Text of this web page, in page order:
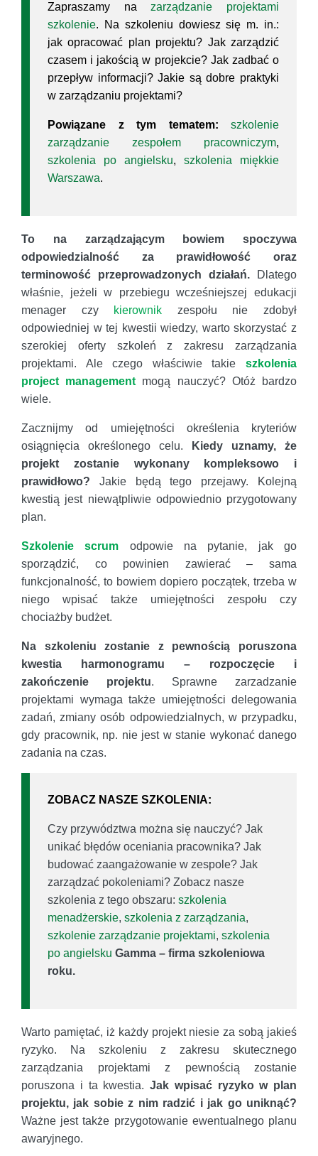
Zapraszamy nazarządzanie projektami
szkolenie. Na szkoleniu dowiesz się m. in.:
jak opracować plan projektu? Jak zarządzić
czasem i jakością w projekcie? Jak zadbać o
przepływ informacji? Jakie są dobre praktyki
w zarządzaniu projektami?
Powiązane z tym tematem:
szkolenie
zarządzanie zespołem pracowniczym,
szkolenia po angielsku, szkolenia miękkie
Warszawa.
To na zarządzającym bowiem spoczywa
odpowiedzialność za prawidłowość oraz
terminowość przeprowadzonych działań. Dlatego
właśnie, jeżeli w przebiegu wcześniejszej edukacji
menager czy
kierownik zespołu nie zdobył
odpowiedniej w tej kwestii wiedzy, warto skorzystać z
szerokiej oferty szkoleń z zakresu zarządzania
projektami. Ale czego właściwie takie szkolenia
project management mogą nauczyć? Otóż bardzo
wiele.
Zacznijmy od umiejętności określenia kryteriów
osiągnięcia określonego celu.
Kiedy uznamy, że
projekt zostanie wykonany kompleksowo i
prawidłowo? Jakie będą tego przejawy. Kolejną
kwestią jest niewątpliwie odpowiednio przygotowany
plan.
Szkolenie scrum odpowie na pytanie, jak go
sporządzić, co powinien zawierać – sama
funkcjonalność, to bowiem dopiero początek, trzeba w
niego wpisać także umiejętności zespołu czy
chociażby budżet.
Na szkoleniu zostanie z pewnością poruszona
kwestia harmonogramu – rozpoczęcie i
zakończenie projektu. Sprawne zarzadzanie
projektami wymaga także umiejętności delegowania
zadań, zmiany osób odpowiedzialnych, w przypadku,
gdy pracownik, np. nie jest w stanie wykonać danego
zadania na czas.
ZOBACZ NASZE SZKOLENIA:
Czy przywództwa można się nauczyć? Jak
unikać błędów oceniania pracownika? Jak
budować zaangażowanie w zespole? Jak
zarządzać pokoleniami? Zobacz nasze
szkolenia z tego obszaru: szkolenia
menadżerskie, szkolenia z zarządzania,
szkolenie zarządzanie projektami, szkolenia
po angielsku Gamma – firma szkoleniowa
roku.
Warto pamiętać, iż każdy projekt niesie za sobą jakieś
ryzyko. Na szkoleniu z zakresu skutecznego
zarządzania projektami z pewnością zostanie
poruszona i ta kwestia. Jak wpisać ryzyko w plan
projektu, jak sobie z nim radzić i jak go uniknąć?
Ważne jest także przygotowanie ewentualnego planu
awaryjnego.